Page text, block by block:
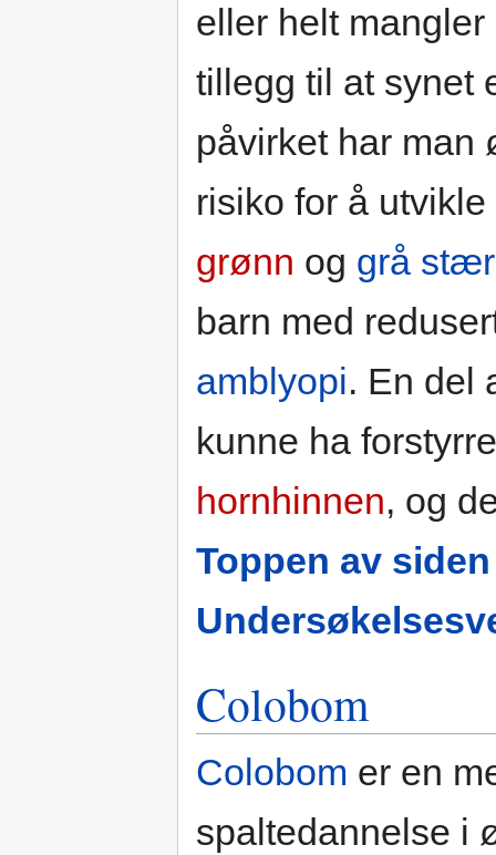
eller helt mangler
tillegg til at synet
påvirket har man
risiko for å
grønn og grå stær
barn med
amblyopi. En del
kunne ha
hornhinnen, og
Toppen av siden
Colobom
Colobom er en
spaltedannelse i